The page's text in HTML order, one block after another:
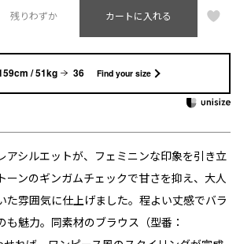
残りわずか カートに入れる
/ 51kg 36 Find your size
アシルエットが、フェミニンな印象を引き立
ーンのギンガムチェックで甘さを抑え、大人
た雰囲気に仕上げました。程よい丈感でバラ
も魅力。同素材のブラウス（型番：